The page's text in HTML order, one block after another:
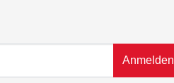
Anmelden